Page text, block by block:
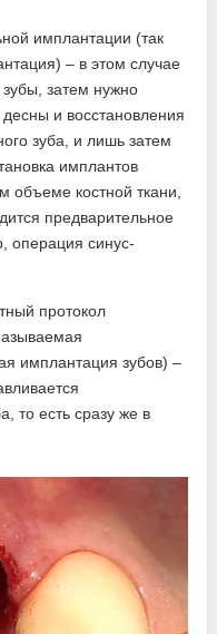
имплантации (так
– в этом случае
затем нужно
и восстановления
зуба, и лишь затем
имплантов
объеме костной ткани,
предварительное
операция синус-
протокол
имплантация зубов) –
то есть сразу же в